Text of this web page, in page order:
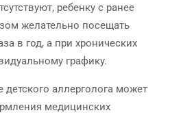
ребенку с ранее
желательно посещать
в год, а при хронических
графику.
аллерголога может
медицинских